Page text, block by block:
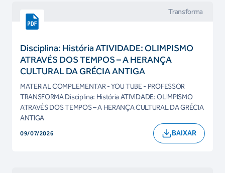
Transforma
Disciplina: História ATIVIDADE: OLIMPISMO
ATRAVÉS DOS TEMPOS – A HERANÇA
CULTURAL DA GRÉCIA ANTIGA
MATERIAL COMPLEMENTAR - YOU TUBE - PROFESSOR
TRANSFORMA Disciplina: História ATIVIDADE: OLIMPISMO
ATRAVÉS DOS TEMPOS – A HERANÇA CULTURAL DA GRÉCIA
ANTIGA
09/07/2026 BAIXAR